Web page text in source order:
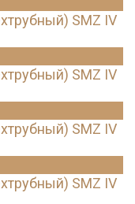
SMZ IV
SMZ IV
SMZ IV
SMZ IV